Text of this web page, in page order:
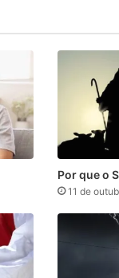
Por que o
11 de